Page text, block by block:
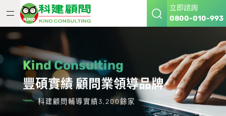
立即諮詢
0800-010-993
Kind Consulting
豐碩實績 顧問業領導品牌
科建顧問輔導實績3,200餘家